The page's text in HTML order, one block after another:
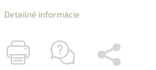
Detailné informácie